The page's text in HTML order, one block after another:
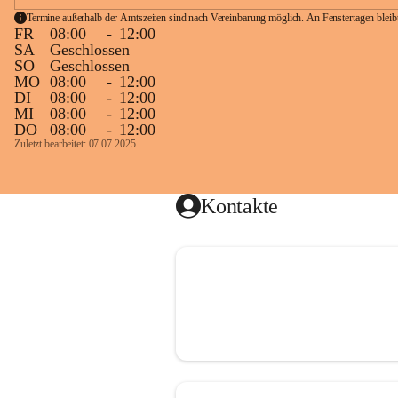
Termine außerhalb der Amtszeiten sind nach Vereinbarung möglich. An Fenstertagen
FR 08:00 - 12:00
SA
Geschlossen
SO
Geschlossen
MO 08:00 - 12:00
DI
08:00 - 12:00
MI
08:00 - 12:00
DO
08:00 - 12:00
Zuletzt bearbeitet: 07.07.2025
Kontakte